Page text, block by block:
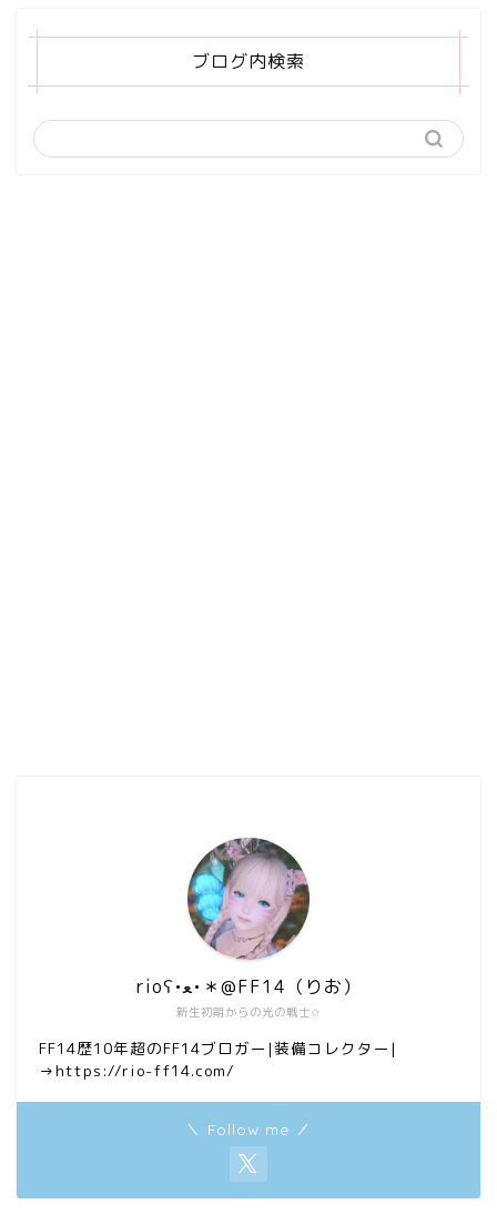
ブログ内検索
新生初期からの光の戦士✩
rioʕ•ﻌ•＊@FF14（りお）
FF14歴10年超のFF14ブロガー|装備コレクター|
→https://rio-ff14.com/
＼ Follow me ／